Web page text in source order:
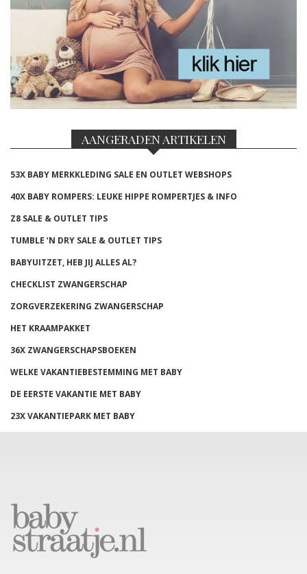
AANGERADEN ARTIKELEN
53X BABY MERKKLEDING SALE EN OUTLET WEBSHOPS
40X BABY ROMPERS: LEUKE HIPPE ROMPERTJES & INFO
Z8 SALE & OUTLET TIPS
TUMBLE ‘N DRY SALE & OUTLET TIPS
BABYUITZET, HEB JIJ ALLES AL?
CHECKLIST ZWANGERSCHAP
ZORGVERZEKERING ZWANGERSCHAP
HET KRAAMPAKKET
36X ZWANGERSCHAPSBOEKEN
WELKE VAKANTIEBESTEMMING MET BABY
DE EERSTE VAKANTIE MET BABY
23X VAKANTIEPARK MET BABY